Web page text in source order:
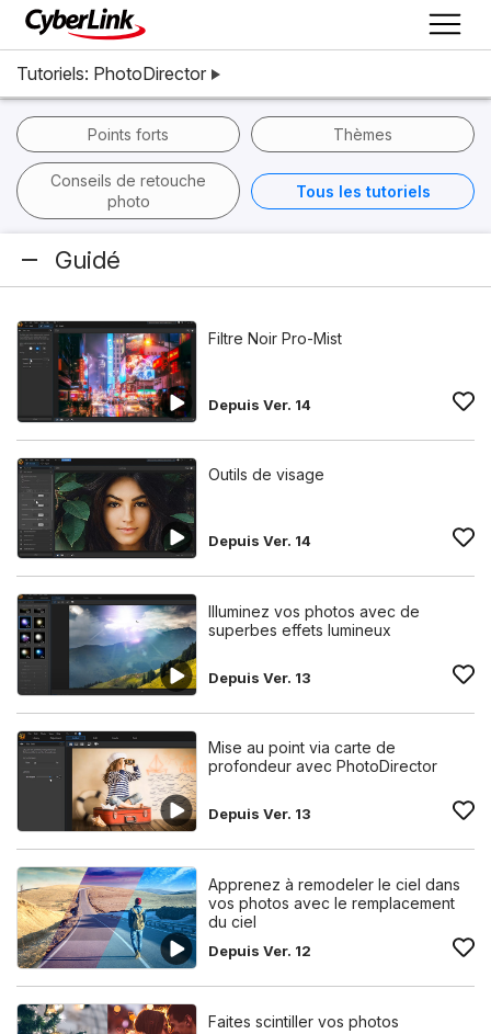
Tutoriels: PhotoDirector
Points forts Thèmes
Conseils de retouche
photo
Tous les tutoriels
Guidé
Filtre Noir Pro-Mist
Depuis Ver. 14
Outils de visage
Depuis Ver. 14
Illuminez vos photos avec de
superbes effets lumineux
Depuis Ver. 13
Mise au point via carte de
profondeur avec PhotoDirector
Depuis Ver. 13
Apprenez à remodeler le ciel dans
vos photos avec le remplacement
du ciel
Depuis Ver. 12
Faites scintiller vos photos